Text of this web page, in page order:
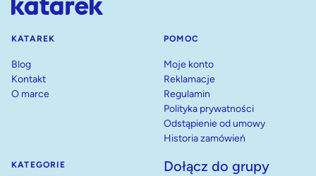
KATAREK
Blog
Kontakt
O marce
POMOC
Moje konto
Reklamacje
Regulamin
Polityka prywatności
Odstąpienie od umowy
Historia zamówień
KATEGORIE Dołącz do grupy